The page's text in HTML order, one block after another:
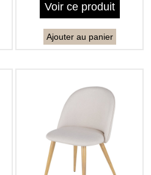
Voir ce produit
Ajouter au panier